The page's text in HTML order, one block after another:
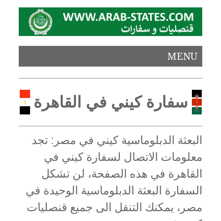
MENU
سفارة كيني في القاهرة
البعثة الدبلوماسية كيني في مصر: تجد
معلومات الاتصال لسفارة كيني في
القاهرة في هذه الصفحة، لن تشكل
السفارة البعثة الدبلوماسية الوحيدة في
مصر، يمكنك التنقل الى جميع قنصليات